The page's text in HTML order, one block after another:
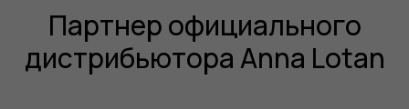
Партнер официального
дистрибьютора Anna Lotan